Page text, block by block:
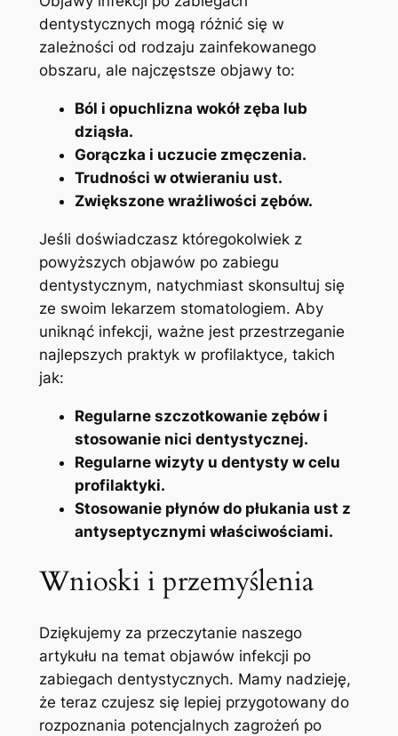
dentystycznych mogą różnić się w
zależności od rodzaju zainfekowanego
obszaru, ale najczęstsze objawy to:
Ból i opuchlizna wokół zęba lub
dziąsła.
Gorączka i uczucie zmęczenia.
Trudności w otwieraniu ust.
Zwiększone wrażliwości zębów.
Jeśli doświadczasz któregokolwiek z
powyższych objawów po zabiegu
dentystycznym, natychmiast skonsultuj się
ze swoim lekarzem stomatologiem. Aby
uniknąć infekcji, ważne jest przestrzeganie
najlepszych praktyk w profilaktyce, takich
jak:
Regularne szczotkowanie zębów i‌
stosowanie nici⁢ dentystycznej.
Regularne wizyty u dentysty w celu
profilaktyki.
Stosowanie płynów do płukania ust z
antyseptycznymi właściwościami.
Wnioski i przemyślenia
Dziękujemy za przeczytanie naszego‌
artykułu na temat objawów infekcji po
zabiegach dentystycznych. Mamy nadzieję,
że teraz czujesz się lepiej przygotowany do
rozpoznania potencjalnych zagrożeń po